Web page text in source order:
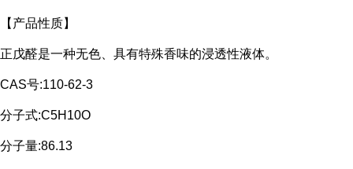
【产品性质】
正戊醛是一种无色、具有特殊香味的浸透性液体。
CAS号:110-62-3
分子式:C5H10O
分子量:86.13